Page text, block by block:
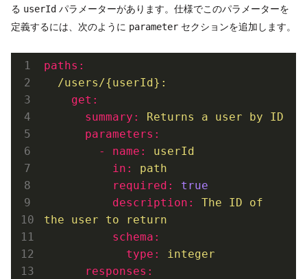
る userId パラメーターがあります。仕様でこのパラメーターを
定義するには、次のように parameter セクションを追加します。
paths:
/users/{userId}:
    get:
      summary:
Returns a user by
ID
      parameters:
        - name:
userId
          in:
path
          required:
true
          description:
The ID
of
the
user to
return
          schema:
            type:
integer
      responses: